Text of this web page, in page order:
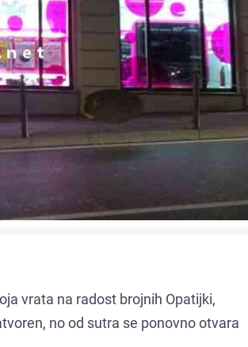
vrata na radost brojnih Opatijki,
no od sutra se ponovno otvara